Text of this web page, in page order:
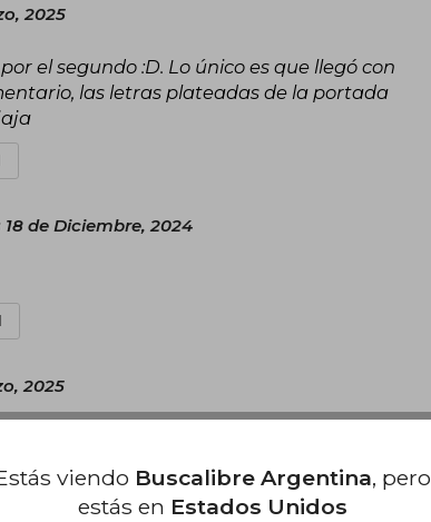
2025
el segundo :D. Lo único es que llegó con
las letras plateadas de la portada
de Diciembre, 2024
2025
intensa. El libro llego en perfecta
a diseño.
viendo Buscalibre Argentina, pero
estás en Estados Unidos